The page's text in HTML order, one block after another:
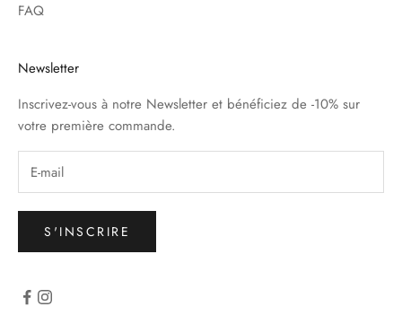
FAQ
Newsletter
Inscrivez-vous à notre Newsletter et bénéficiez de -10% sur
votre première commande.
S'INSCRIRE